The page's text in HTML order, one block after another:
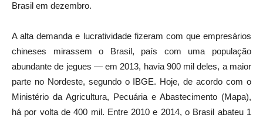
Brasil em dezembro.
A alta demanda e lucratividade fizeram com que empresários
chineses mirassem o Brasil, país com uma população
abundante de jegues — em 2013, havia 900 mil deles, a maior
parte no Nordeste, segundo o IBGE. Hoje, de acordo com o
Ministério da Agricultura, Pecuária e Abastecimento (Mapa),
há por volta de 400 mil. Entre 2010 e 2014, o Brasil abateu 1